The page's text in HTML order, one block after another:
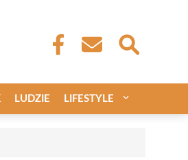
LUDZIE LIFESTYLE